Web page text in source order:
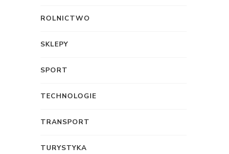
ROLNICTWO
SKLEPY
SPORT
TECHNOLOGIE
TRANSPORT
TURYSTYKA